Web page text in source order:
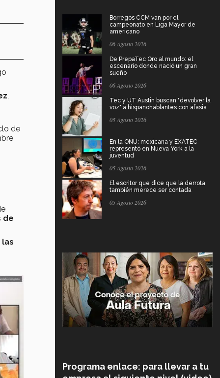
de
de
Borregos CCM van por el
campeonato en Liga Mayor de
americano
06 Agosto 2026
De PrepaTec Qro al mundo: el
escenario donde nació un gran
sueño
06 Agosto 2026
Tec y UT Austin buscan "devolver la
voz" a hispanohablantes con afasia
05 Agosto 2026
En la ONU: mexicana y EXATEC
representó en Nueva York a la
juventud
05 Agosto 2026
El escritor que dice que la derrota
también merece ser contada
05 Agosto 2026
Programa enlace: para llevar a tu